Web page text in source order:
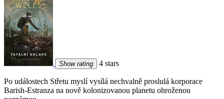
Show rating 4 stars
Po událostech Střetu myslí vysílá nechvalně proslulá korporace
Barish-Estranza na nově kolonizovanou planetu ohroženou